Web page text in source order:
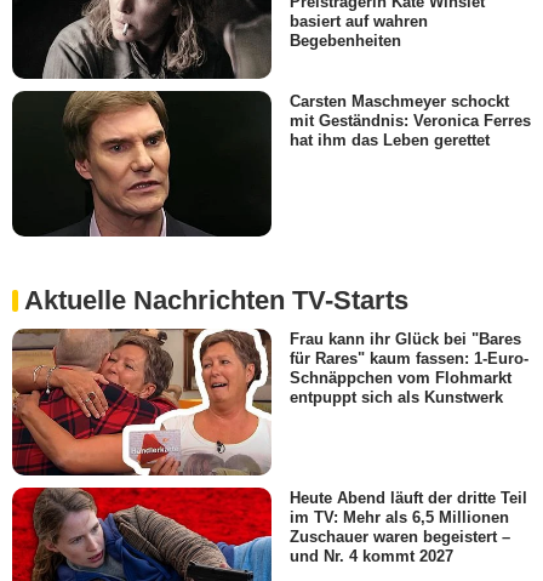
basiert auf wahren
Begebenheiten
Carsten Maschmeyer schockt
mit Geständnis: Veronica Ferres
hat ihm das Leben gerettet
Aktuelle Nachrichten TV-Starts
Frau kann ihr Glück bei "Bares
für Rares" kaum fassen: 1-Euro-
Schnäppchen vom Flohmarkt
entpuppt sich als Kunstwerk
Heute Abend läuft der dritte Teil
im TV: Mehr als 6,5 Millionen
Zuschauer waren begeistert –
und Nr. 4 kommt 2027